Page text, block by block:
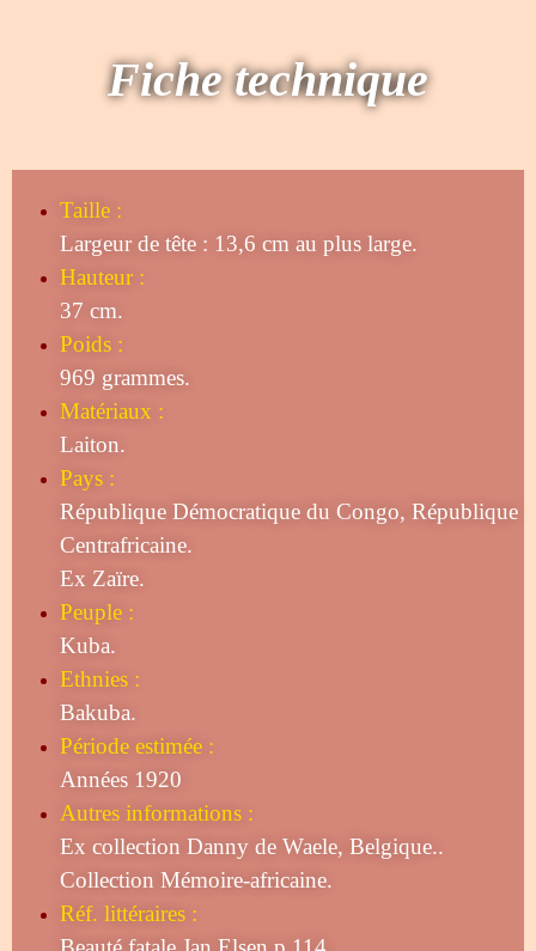
Fiche technique
Taille :
Largeur de tête : 13,6 cm au plus large.
Hauteur :
37 cm.
Poids :
969 grammes.
Matériaux :
Laiton.
Pays :
République Démocratique du Congo, République
Centrafricaine.
Ex Zaïre.
Peuple :
Kuba.
Ethnies :
Bakuba.
Période estimée :
Années 1920
Autres informations :
Ex collection Danny de Waele, Belgique..
Collection Mémoire-africaine.
Réf. littéraires :